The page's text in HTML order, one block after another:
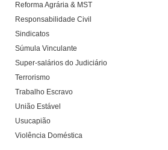
Reforma Agrária & MST
Responsabilidade Civil
Sindicatos
Súmula Vinculante
Super-salários do Judiciário
Terrorismo
Trabalho Escravo
União Estável
Usucapião
Violência Doméstica